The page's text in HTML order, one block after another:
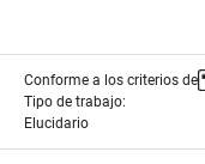
Conforme a los criterios de
Tipo de trabajo:
Elucidario